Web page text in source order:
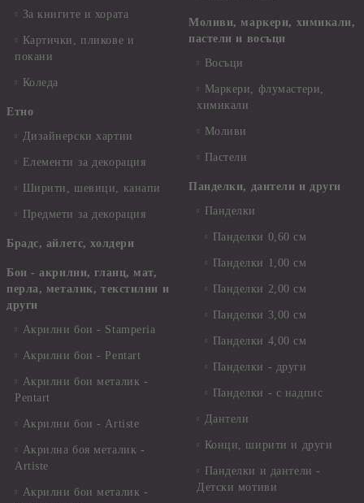
За книгите и хората
Картички, пликове и
покани
Коледа
Етно
Дизайнерски хартии
Елементи за декорация
Ширити, шевици, канапи
Предмети за декорация
Брадс, айлетс, холдери
Бои - акрилни, гланц, мат,
перла, металик, текстилни и
други
Акрилни бои - Stamperia
Акрилни бои - Pentart
Акрилни бои металик -
Pentart
Акрилни бои - Artiste
Акрилна боя металик -
Artiste
Акрилни бои металик -
Моливи, маркери, химикали,
пастели и восъци
Восъци
Маркери, флумастери,
химикали
Моливи
Пастели
Панделки, дантели и други
Панделки
Панделки 0,60 см
Панделки 1,00 см
Панделки 2,00 см
Панделки 3,00 см
Панделки 4,00 см
Панделки - други
Панделки - с надпис
Дантели
Конци, ширити и други
Панделки и дантели -
Детски мотиви